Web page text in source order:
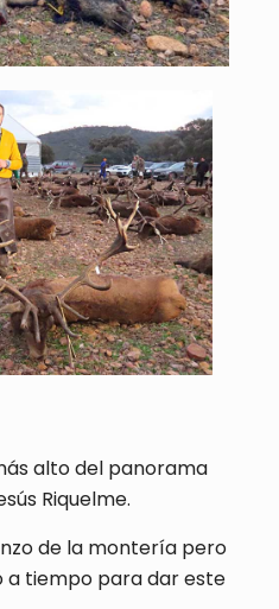
alto del panorama
Riquelme.
de la montería pero
tiempo para dar este